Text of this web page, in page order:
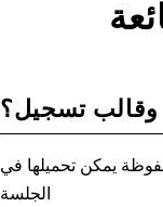
وقالب تسجيل؟
يمكن تحميلها في
الجلسة